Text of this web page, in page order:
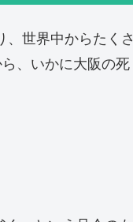
世界中からたくさ
、いかに大阪の死